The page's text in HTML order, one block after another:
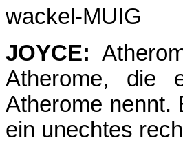
wackel-MUIG
JOYCE:
Atherome, die
Atherome nennt.
ein unechtes